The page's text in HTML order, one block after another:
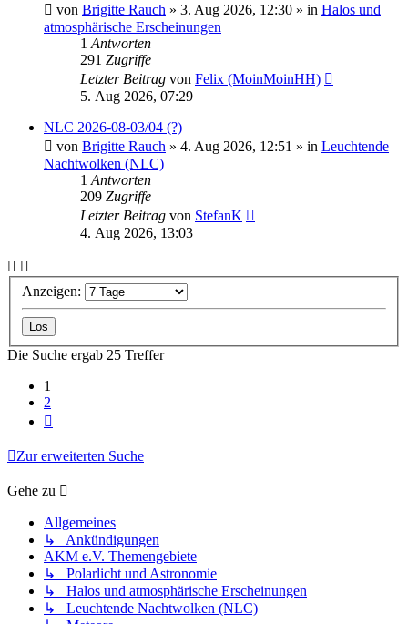
von Brigitte Rauch » 3. Aug 2026, 12:30 » in Halos und
atmosphärische Erscheinungen
1 Antworten
291 Zugriffe
Letzter Beitrag von Felix (MoinMoinHH)
5. Aug 2026, 07:29
NLC 2026-08-03/04 (?)
von Brigitte Rauch » 4. Aug 2026, 12:51 » in Leuchtende
Nachtwolken (NLC)
1 Antworten
209 Zugriffe
Letzter Beitrag von StefanK
4. Aug 2026, 13:03
Anzeigen:
Die Suche ergab 25 Treffer
1
2
Zur erweiterten Suche
Gehe zu
Allgemeines
↳ Ankündigungen
AKM e.V. Themengebiete
↳ Polarlicht und Astronomie
↳ Halos und atmosphärische Erscheinungen
↳ Leuchtende Nachtwolken (NLC)